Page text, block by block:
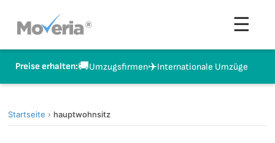
Inhalt
springen
☰
Preise erhalten:🚚Umzugsfirmen✈️Internationale Umzüge
Startseite › hauptwohnsitz